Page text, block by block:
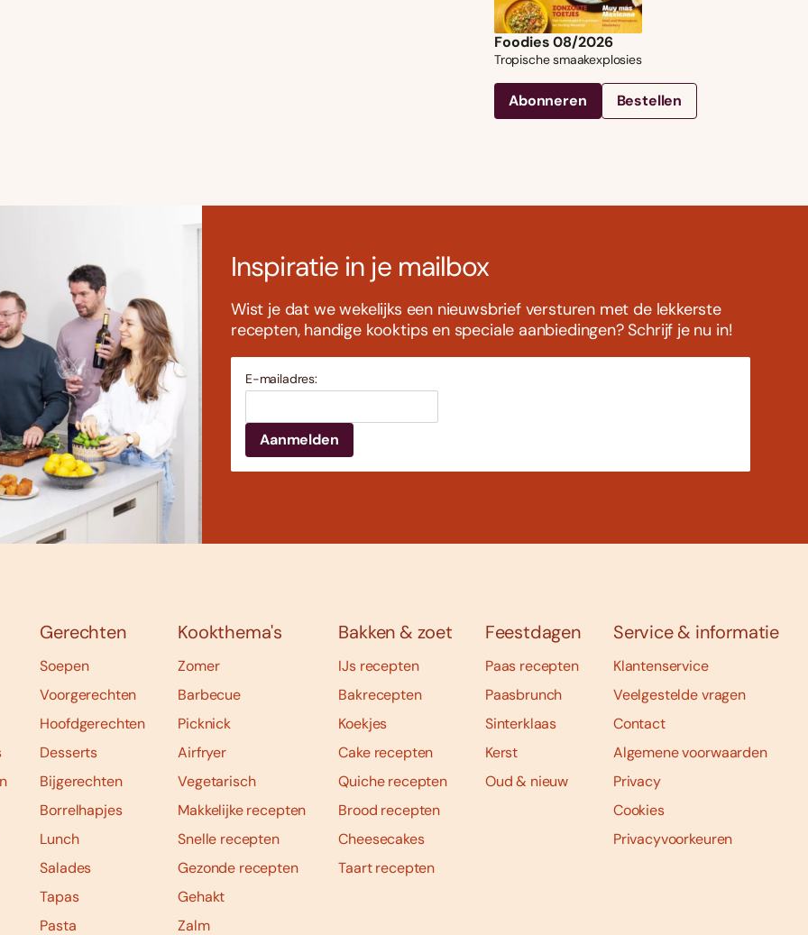
Foodies 08/2026
Tropische smaakexplosies
Abonneren Bestellen
Inspiratie in je mailbox
Wist je dat we wekelijks een nieuwsbrief versturen met de lekkerste
recepten, handige kooktips en speciale aanbiedingen? Schrijf je nu in!
E-mailadres:
Gerechten
Soepen
Voorgerechten
Hoofdgerechten
Desserts
Bijgerechten
Borrelhapjes
Lunch
Salades
Tapas
Pasta
Kookthema's
Zomer
Barbecue
Picknick
Airfryer
Vegetarisch
Makkelijke recepten
Snelle recepten
Gezonde recepten
Gehakt
Zalm
Bakken & zoet
IJs recepten
Bakrecepten
Koekjes
Cake recepten
Quiche recepten
Brood recepten
Cheesecakes
Taart recepten
Feestdagen
Paas recepten
Paasbrunch
Sinterklaas
Kerst
Oud & nieuw
Service & informatie
Klantenservice
Veelgestelde vragen
Contact
Algemene voorwaarden
Privacy
Cookies
Privacyvoorkeuren